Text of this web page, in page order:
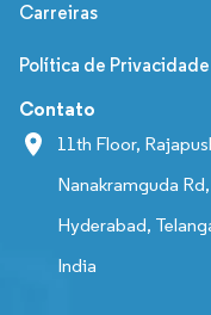
Carreiras
Política de Privacidade
Contato
11th Floor,
Nanakramguda
Hyderabad,
India